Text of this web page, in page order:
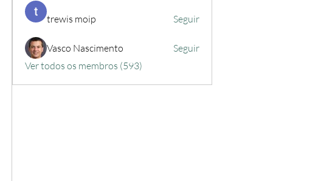
trewis moip Seguir
Vasco Nascimento
Seguir
Ver todos os membros (593)